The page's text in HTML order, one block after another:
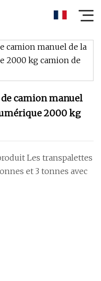
camion manuel
2000 kg
Les transpalettes
et 3 tonnes avec